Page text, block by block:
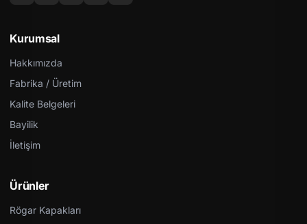
Kurumsal
Hakkımızda
Fabrika / Üretim
Kalite Belgeleri
Bayilik
İletişim
Ürünler
Rögar Kapakları